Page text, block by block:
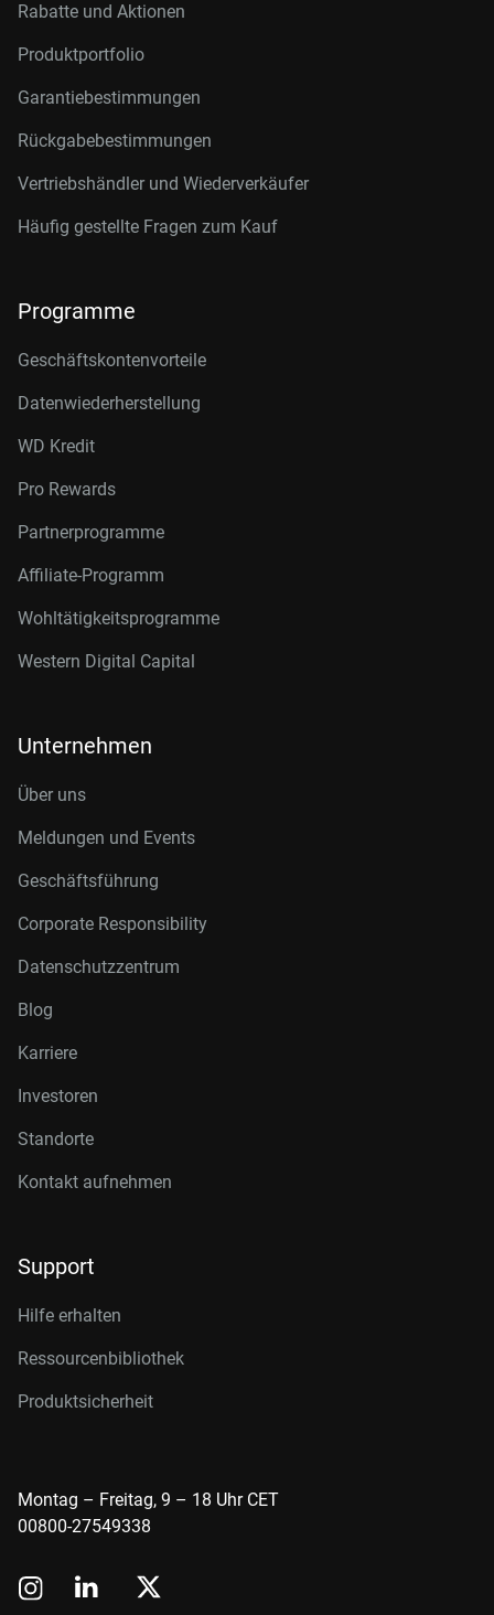
Rabatte und Aktionen
Produktportfolio
Garantiebestimmungen
Rückgabebestimmungen
Vertriebshändler und Wiederverkäufer
Häufig gestellte Fragen zum Kauf
Programme
Geschäftskontenvorteile
Datenwiederherstellung
WD Kredit
Pro Rewards
Partnerprogramme
Affiliate-Programm
Wohltätigkeitsprogramme
Western Digital Capital
Unternehmen
Über uns
Meldungen und Events
Geschäftsführung
Corporate Responsibility
Datenschutzzentrum
Blog
Karriere
Investoren
Standorte
Kontakt aufnehmen
Support
Hilfe erhalten
Ressourcenbibliothek
Produktsicherheit
Montag – Freitag, 9 – 18 Uhr CET
00800-27549338